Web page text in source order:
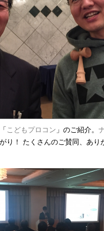
こどもプロコン 」のご紹介。
り！ たくさんのご賛同、あり